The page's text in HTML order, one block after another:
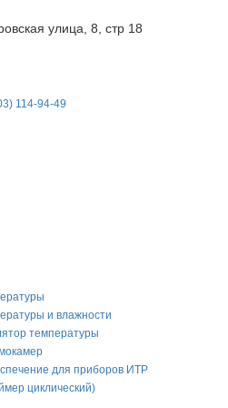
улица, 8, стр 18
114-94-49
и влажности
температуры
для приборов ИТР
циклический)